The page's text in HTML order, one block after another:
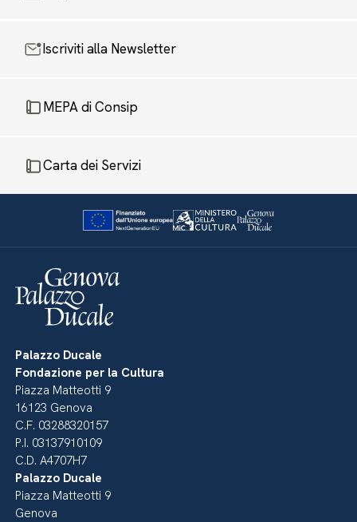
Iscriviti alla Newsletter
MEPA di Consip
Carta dei Servizi
Palazzo Ducale
Fondazione per la Cultura
Piazza Matteotti 9
16123 Genova
C.F. 03288320157
P.I. 03137910109
C.D. A4707H7
Palazzo Ducale
Piazza Matteotti 9
Genova